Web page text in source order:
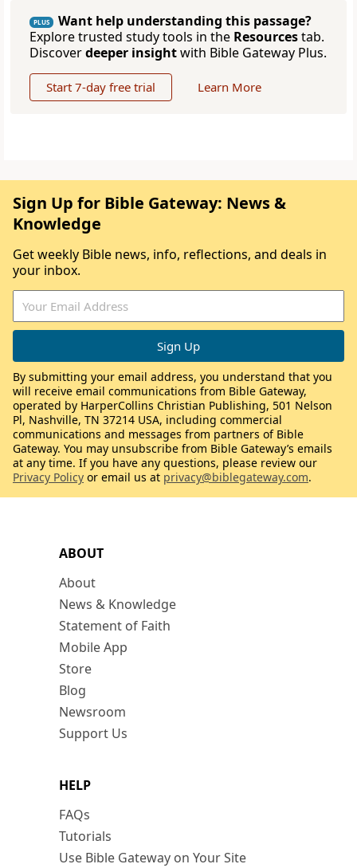
PLUS
Want help understanding this passage?
Explore trusted study tools in the Resourcestab.
Discoverdeeper insightwith Bible Gateway Plus.
Start 7-day free trial Learn More
ABOUT
About
News & Knowledge
Statement of Faith
Mobile App
Store
Blog
Newsroom
Support Us
HELP
FAQs
Tutorials
Use Bible Gateway on Your Site
Sign Up for Bible Gateway: News &
Knowledge
Get weekly Bible news, info, reflections, and deals in
your inbox.
By submitting your email address, you understand that you
will receive email communications from Bible Gateway,
operated by HarperCollins Christian Publishing, 501 Nelson
Pl, Nashville, TN 37214 USA, including commercial
communications and messages from partners of Bible
Gateway. You may unsubscribe from Bible Gateway’s emails
at any time. If you have any questions, please review our
Privacy Policy or email us at privacy@biblegateway.com.